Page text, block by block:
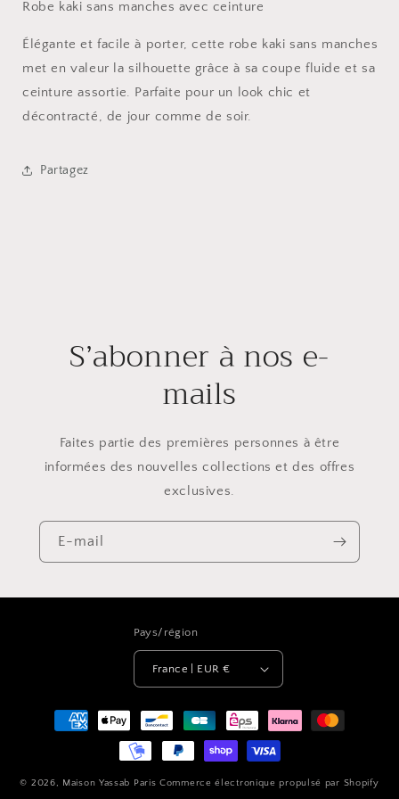
Robe kaki sans manches avec ceinture
Élégante et facile à porter, cette robe kaki sans manches
met en valeur la silhouette grâce à sa coupe fluide et sa
ceinture assortie. Parfaite pour un look chic et
décontracté, de jour comme de soir.
Partagez
S’abonner à nos e-
mails
Faites partie des premières personnes à être
informées des nouvelles collections et des offres
exclusives.
E-mail
Pays/région
France | EUR €
Moyens
© 2026, Maison Yassab ParisCommerce électronique propulsé par Shopify